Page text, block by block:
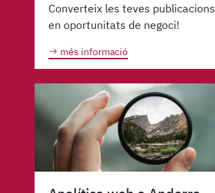
Converteix les teves publicacions
en oportunitats de negoci!
més informació